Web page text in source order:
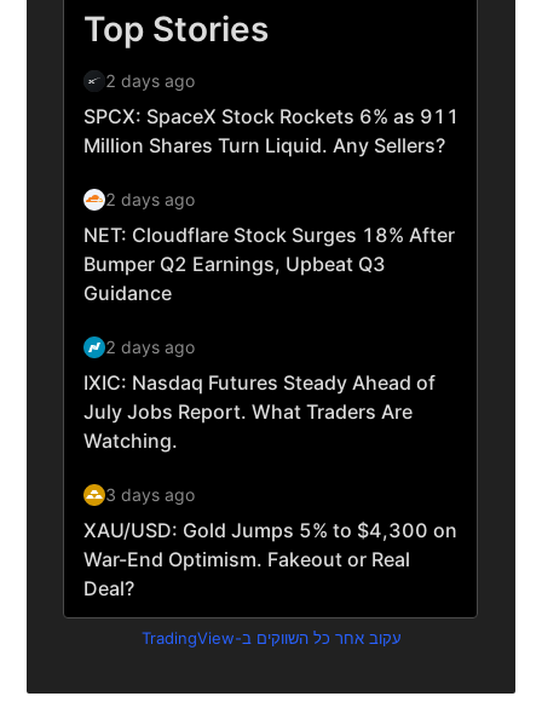
עקוב אחר כל השווקים ב-TradingView